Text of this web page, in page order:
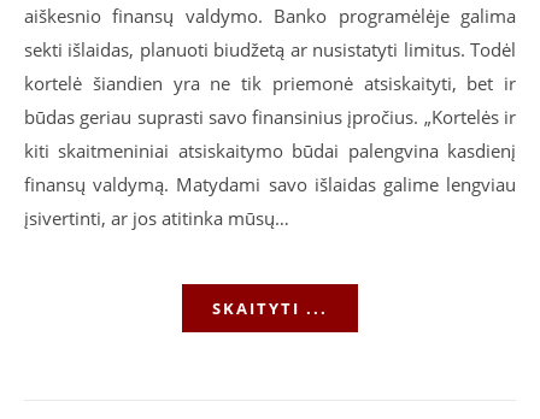
aiškesnio finansų valdymo. Banko programėlėje galima
sekti išlaidas, planuoti biudžetą ar nusistatyti limitus. Todėl
kortelė šiandien yra ne tik priemonė atsiskaityti, bet ir
būdas geriau suprasti savo finansinius įpročius. „Kortelės ir
kiti skaitmeniniai atsiskaitymo būdai palengvina kasdienį
finansų valdymą. Matydami savo išlaidas galime lengviau
įsivertinti, ar jos atitinka mūsų…
SKAITYTI ...